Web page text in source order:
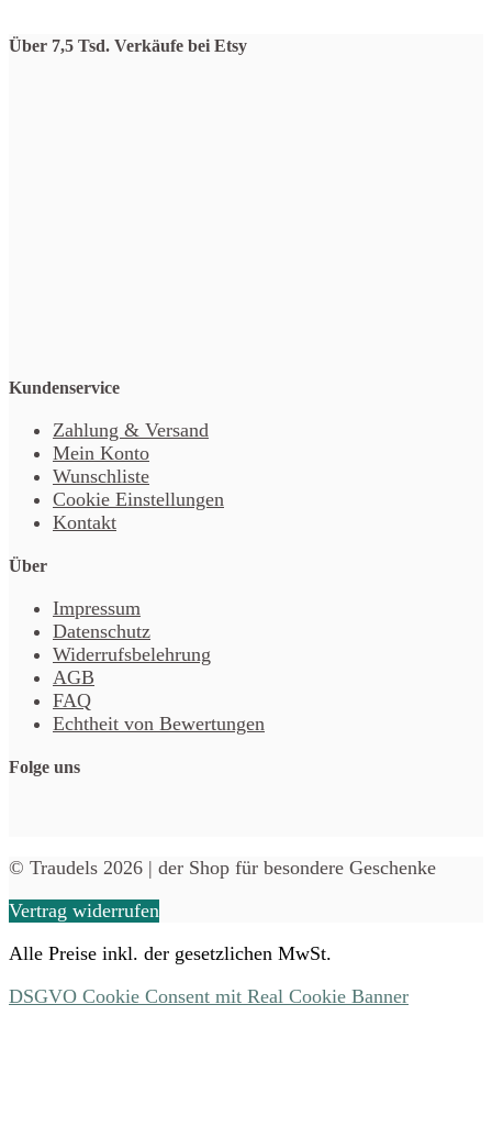
Über 7,5 Tsd. Verkäufe bei Etsy
Kundenservice
Zahlung & Versand
Mein Konto
Wunschliste
Cookie Einstellungen
Kontakt
Über
Impressum
Datenschutz
Widerrufsbelehrung
AGB
FAQ
Echtheit von Bewertungen
Folge uns
© Traudels 2026 | der Shop für besondere Geschenke
Vertrag widerrufen
Alle Preise inkl. der gesetzlichen MwSt.
DSGVO Cookie Consent mit Real Cookie Banner